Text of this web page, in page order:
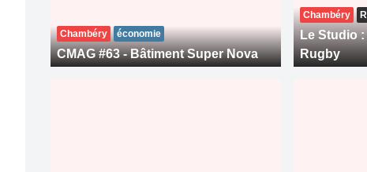
Chambéry économie
CMAG #63 - Bâtiment Super Nova
Chambéry
Le Studio
Rugby